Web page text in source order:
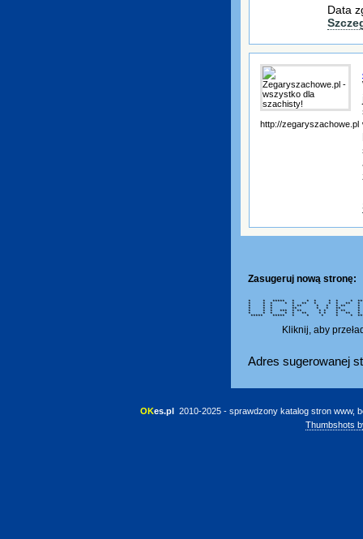
Data
http://zegaryszachowe.pl
Zasugeruj nową stronę:
* * ***** * * * * * *
* * * * * ** * * * ** *
* * * * ** * * * ** * *
* * * ** * * ** *
* * * *** * ** * * * **
* * * * * ** * * * **
***** ***** * * * * *
Kliknij, aby
Adres sugerowanej
OKes.pl 2010-2025 - sprawdzony katalog stron www,
Thumbshots